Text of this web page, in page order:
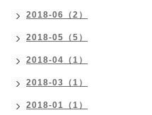
2018-06（2）
2018-05（5）
2018-04（1）
2018-03（1）
2018-01（1）